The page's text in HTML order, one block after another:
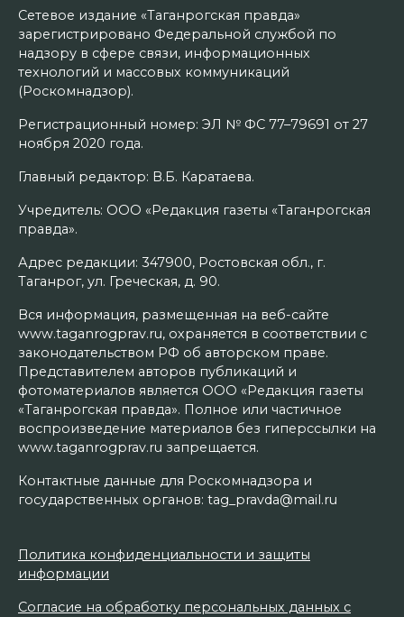
Сетевое издание «Таганрогская правда»
зарегистрировано Федеральной службой по
надзору в сфере связи, информационных
технологий и массовых коммуникаций
(Роскомнадзор).
Регистрационный номер: ЭЛ № ФС 77–79691 от 27
ноября 2020 года.
Главный редактор: В.Б. Каратаева.
Учредитель: ООО «Редакция газеты «Таганрогская
правда».
Адрес редакции: 347900, Ростовская обл., г.
Таганрог, ул. Греческая, д. 90.
Вся информация, размещенная на веб-сайте
www.taganrogprav.ru, охраняется в соответствии с
законодательством РФ об авторском праве.
Представителем авторов публикаций и
фотоматериалов является ООО «Редакция газеты
«Таганрогская правда». Полное или частичное
воспроизведение материалов без гиперссылки на
www.taganrogprav.ru запрещается.
Контактные данные для Роскомнадзора и
государственных органов: tag_pravda@mail.ru
Политика конфиденциальности и защиты
информации
Согласие на обработку персональных данных с